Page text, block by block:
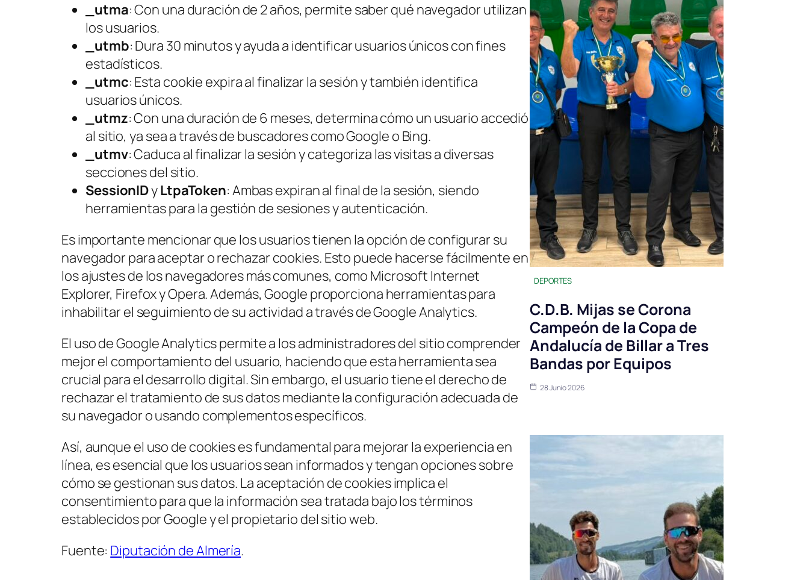
_utma: Con una duración de 2 años, permite saber qué navegador utilizan
los usuarios.
_utmb: Dura 30 minutos y ayuda a identificar usuarios únicos con fines
estadísticos.
_utmc: Esta cookie expira al finalizar la sesión y también identifica
usuarios únicos.
_utmz: Con una duración de 6 meses, determina cómo un usuario accedió
al sitio, ya sea a través de buscadores como Google o Bing.
_utmv: Caduca al finalizar la sesión y categoriza las visitas a diversas
secciones del sitio.
SessionIDyLtpaToken: Ambas expiran al final de la sesión, siendo
herramientas para la gestión de sesiones y autenticación.
Es importante mencionar que los usuarios tienen la opción de configurar su
navegador para aceptar o rechazar cookies. Esto puede hacerse fácilmente en
los ajustes de los navegadores más comunes, como Microsoft Internet
Explorer, Firefox y Opera. Además, Google proporciona herramientas para
inhabilitar el seguimiento de su actividad a través de Google Analytics.
El uso de Google Analytics permite a los administradores del sitio comprender
mejor el comportamiento del usuario, haciendo que esta herramienta sea
crucial para el desarrollo digital. Sin embargo, el usuario tiene el derecho de
rechazar el tratamiento de sus datos mediante la configuración adecuada de
su navegador o usando complementos específicos.
Así, aunque el uso de cookies es fundamental para mejorar la experiencia en
línea, es esencial que los usuarios sean informados y tengan opciones sobre
cómo se gestionan sus datos. La aceptación de cookies implica el
consentimiento para que la información sea tratada bajo los términos
establecidos por Google y el propietario del sitio web.
Fuente: Diputación de Almería.
DEPORTES
C.D.B. Mijas se Corona
Campeón de la Copa de
Andalucía de Billar a Tres
Bandas por Equipos
28 Junio 2026